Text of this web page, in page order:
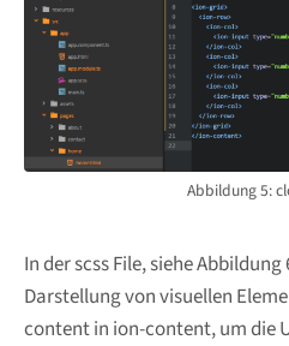
Abbildung 5:
In der scss File, siehe
Darstellung von visuellen
content in ion-content, um die